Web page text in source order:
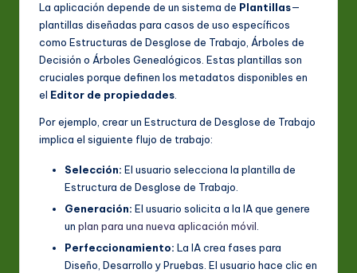
La aplicación depende de un sistema de Plantillas—
plantillas diseñadas para casos de uso específicos
como Estructuras de Desglose de Trabajo, Árboles de
Decisión o Árboles Genealógicos. Estas plantillas son
cruciales porque definen los metadatos disponibles en
el Editor de propiedades
Por ejemplo, crear un Estructura de Desglose de Trabajo
implica el siguiente flujo de trabajo:
Selección: El usuario selecciona la plantilla de
Estructura de Desglose de Trabajo.
Generación: El usuario solicita a la IA que genere
un plan para una nueva aplicación móvil.
Perfeccionamiento: La IA crea fases para
Diseño, Desarrollo y Pruebas. El usuario hace clic en